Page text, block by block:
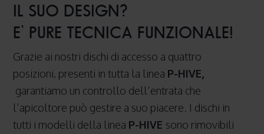
IL SUO DESIGN?
E’ PURE TECNICA FUNZIONALE!
Grazie ai nostri dischi di accesso a quattro
posizioni, presenti in tutta la linea P-HIVE,
garantiamo un controllo dell’entrata che
l’apicoltore può gestire a suo piacere. I dischi in
tutti i modelli della linea P-HIVE sono rimovibili